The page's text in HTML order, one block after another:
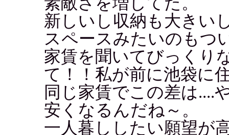
新しいし収納も大きい
スペースみたいのもつ
家賃を聞いてびっくり
て！！私が前に池袋に
同じ家賃でこの差は....
安くなるんだね～。
一人暮ししたい願望が